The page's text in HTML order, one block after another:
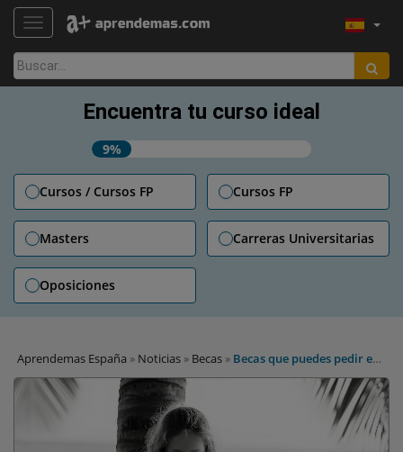
TOGGLE NAVIGATION
Buscar:
Encuentra tu curso ideal
9%
Cursos / Cursos FP Cursos FP
Masters Carreras Universitarias
Oposiciones
Aprendemas España » Noticias » Becas » Becas que puedes pedir en
agosto: algunas cierran en septiembre